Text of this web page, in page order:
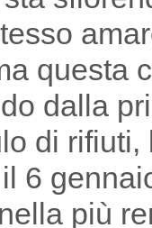
questa
dalla
di
6
più